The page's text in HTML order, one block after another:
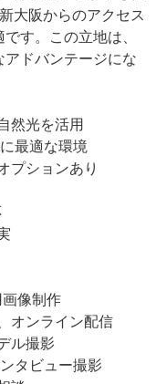
大阪からのアクセス
す。この立地は、
ドバンテージにな
然光を活用
最適な環境
プションあり
像制作
オンライン配信
ル撮影
タビュー撮影